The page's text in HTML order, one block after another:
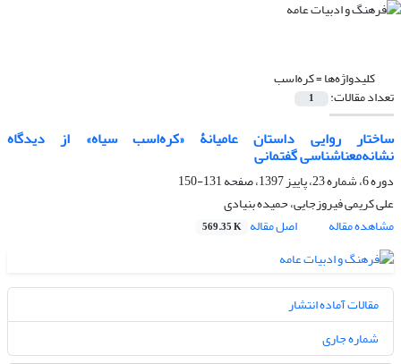
کلیدواژه‌ها =کره‌اسب
تعداد مقالات: 1
ساختار روایی داستان عامیانۀ «کره‌اسب سیاه» از دیدگاه
نشانه‌معناشناسی گفتمانی
دوره 6، شماره 23، پاییز 1397، صفحه
131-150
علی کریمی فیروزجایی، حمیده بنیادی
مشاهده مقاله
اصل مقاله 569.35 K
مقالات آماده انتشار
شماره جاری